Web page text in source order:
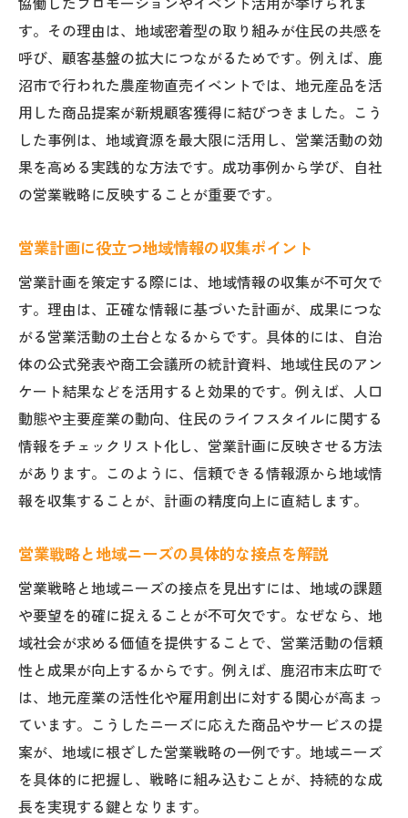
協働したプロモーションやイベント活用が挙げられま
す。その理由は、地域密着型の取り組みが住民の共感を
呼び、顧客基盤の拡大につながるためです。例えば、鹿
沼市で行われた農産物直売イベントでは、地元産品を活
用した商品提案が新規顧客獲得に結びつきました。こう
した事例は、地域資源を最大限に活用し、営業活動の効
果を高める実践的な方法です。成功事例から学び、自社
の営業戦略に反映することが重要です。
営業計画に役立つ地域情報の収集ポイント
営業計画を策定する際には、地域情報の収集が不可欠で
す。理由は、正確な情報に基づいた計画が、成果につな
がる営業活動の土台となるからです。具体的には、自治
体の公式発表や商工会議所の統計資料、地域住民のアン
ケート結果などを活用すると効果的です。例えば、人口
動態や主要産業の動向、住民のライフスタイルに関する
情報をチェックリスト化し、営業計画に反映させる方法
があります。このように、信頼できる情報源から地域情
報を収集することが、計画の精度向上に直結します。
営業戦略と地域ニーズの具体的な接点を解説
営業戦略と地域ニーズの接点を見出すには、地域の課題
や要望を的確に捉えることが不可欠です。なぜなら、地
域社会が求める価値を提供することで、営業活動の信頼
性と成果が向上するからです。例えば、鹿沼市末広町で
は、地元産業の活性化や雇用創出に対する関心が高まっ
ています。こうしたニーズに応えた商品やサービスの提
案が、地域に根ざした営業戦略の一例です。地域ニーズ
を具体的に把握し、戦略に組み込むことが、持続的な成
長を実現する鍵となります。